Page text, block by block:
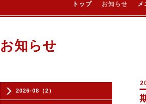
トップ お知らせ メ
2026-08（2）
お知らせ